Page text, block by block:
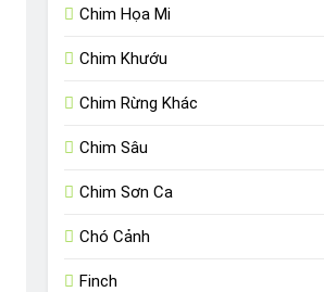
Chim Họa Mi
Chim Khướu
Chim Rừng Khác
Chim Sâu
Chim Sơn Ca
Chó Cảnh
Finch